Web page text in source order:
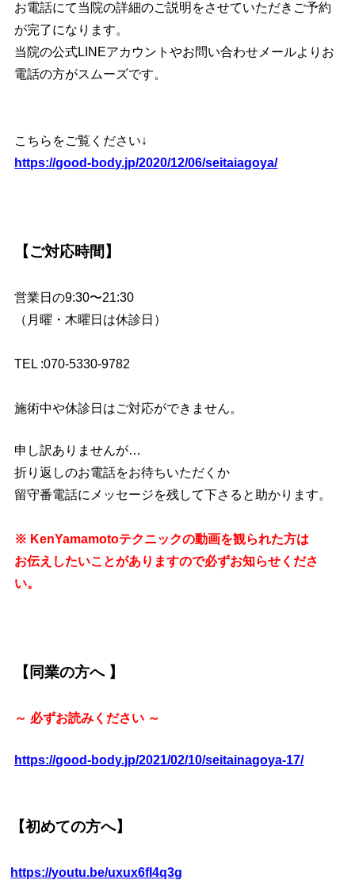
お電話にて当院の詳細のご説明をさせていただきご予約
が完了になります。
当院の公式LINEアカウントやお問い合わせメールよりお
電話の方がスムーズです。
こちらをご覧ください↓
https://good-body.jp/2020/12/06/seitaiagoya/
【ご対応時間】
営業日の9:30〜21:30
（月曜・木曜日は休診日）
TEL :070-5330-9782
施術中や休診日はご対応ができません。
申し訳ありませんが…
折り返しのお電話をお待ちいただくか
留守番電話にメッセージを残して下さると助かります。
※ KenYamamotoテクニックの動画を観られた方は
お伝えしたいことがありますので必ずお知らせくださ
い。
【同業の方へ 】
～ 必ずお読みください ～
https://good-body.jp/2021/02/10/seitainagoya-17/
【初めての方へ】
https://youtu.be/uxux6fI4q3g